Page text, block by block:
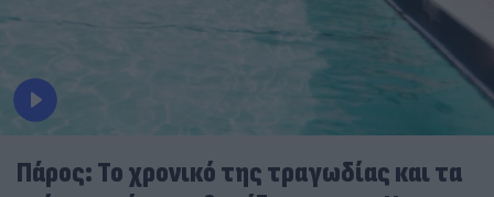
Πάρος: Το χρονικό της τραγωδίας και τα